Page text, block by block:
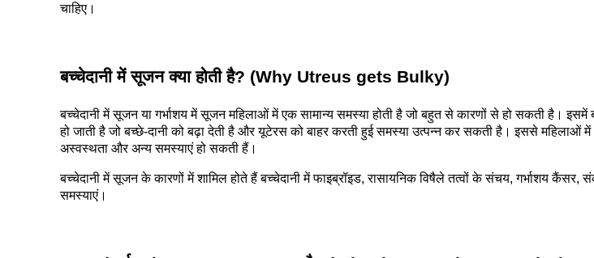
चाहिए।
बच्चेदानी में सूजन क्या होती है? (Why Utreus gets Bulky)
बच्चेदानी में सूजन या गर्भाशय में सूजन महिलाओं में एक सामान्य समस्या होती है जो बहुत से कारणों से हो सकती है। इसमें
हो जाती है जो बच्छे-दानी को बढ़ा देती है और यूटेरस को बाहर करती हुई समस्या उत्पन्न कर सकती है। इससे महिलाओं में
अस्वस्थता और अन्य समस्याएं हो सकती हैं।
बच्चेदानी में सूजन के कारणों में शामिल होते हैं बच्चेदानी में फाइब्रॉइड, रासायनिक विषैले तत्वों के संचय, गर्भाशय
समस्याएं।